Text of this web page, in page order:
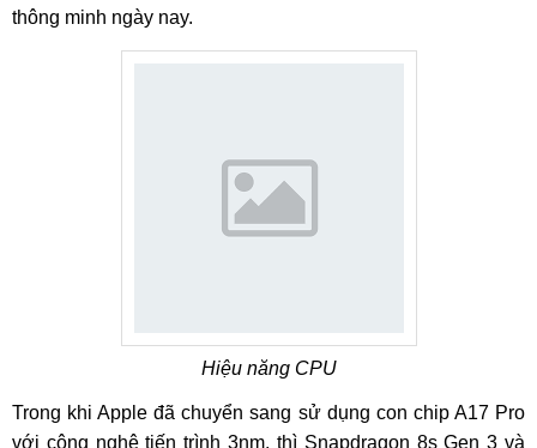
thông minh ngày nay.
Hiệu năng CPU
Trong khi Apple đã chuyển sang sử dụng con chip A17 Pro
với công nghệ tiến trình 3nm, thì Snapdragon 8s Gen 3 và